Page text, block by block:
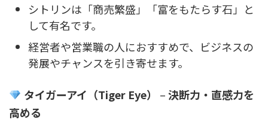
シトリンは「商売繁盛」「富をもたらす石」と
して有名です。
経営者や営業職の人におすすめで、ビジネスの
発展やチャンスを引き寄せます。
タイガーアイ（Tiger Eye） –決断力・直感力を
高める